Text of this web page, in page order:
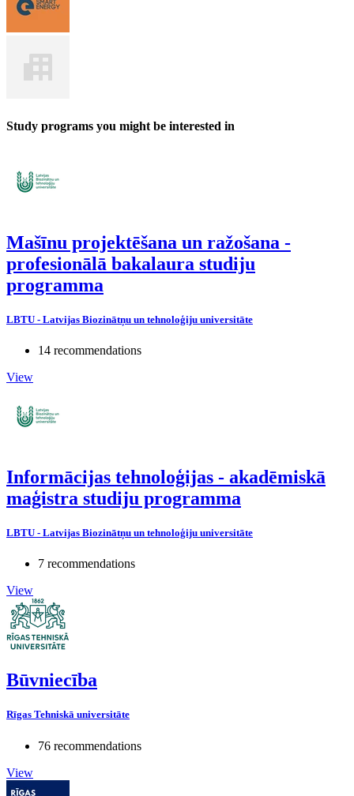
Study programs you might be interested in
Mašīnu projektēšana un ražošana -
profesionālā bakalaura studiju
programma
LBTU - Latvijas Biozinātņu un tehnoloģiju universitāte
14 recommendations
View
Informācijas tehnoloģijas - akadēmiskā
maģistra studiju programma
LBTU - Latvijas Biozinātņu un tehnoloģiju universitāte
7 recommendations
View
Būvniecība
Rīgas Tehniskā universitāte
76 recommendations
View